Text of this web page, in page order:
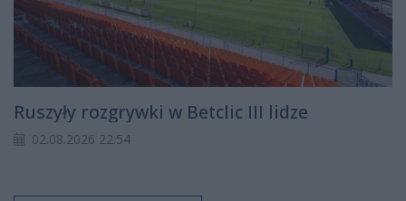
Ruszyły rozgrywki w Betclic III lidze
02.08.2026 22:54